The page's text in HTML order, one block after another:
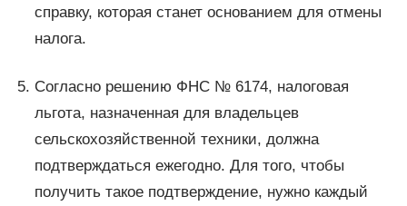
справку, которая станет основанием для отмены
налога.
Согласно решению ФНС № 6174, налоговая
льгота, назначенная для владельцев
сельскохозяйственной техники, должна
подтверждаться ежегодно. Для того, чтобы
получить такое подтверждение, нужно каждый